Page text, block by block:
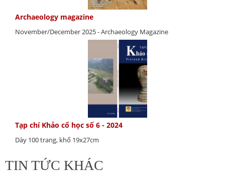
Archaeology magazine
November/December 2025 - Archaeology Magazine
Tạp chí Khảo cổ học số 6 - 2024
Dày 100 trang, khổ 19x27cm
TIN TỨC KHÁC